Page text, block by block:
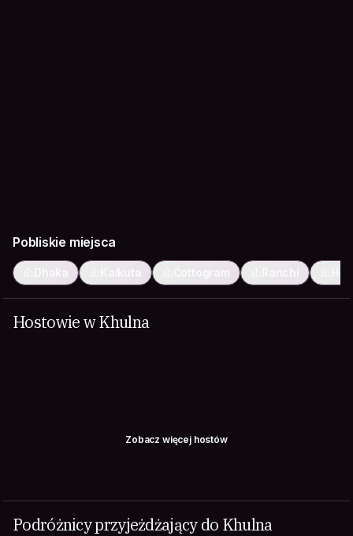
Pobliskie miejsca
Dhaka Kalkuta Ćottogram Ranchi
Hostowie w Khulna
Zobacz więcej hostów
Podróżnicy przyjeżdżający do Khulna